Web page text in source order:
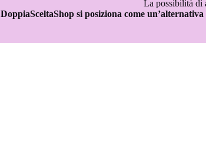
La possibilità di
DoppiaSceltaShop si posiziona come